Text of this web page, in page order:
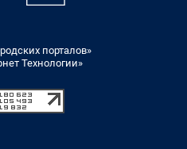
порталов»
Технологии»